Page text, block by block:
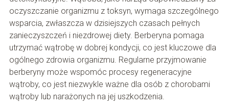
oczyszczanie organizmu z toksyn, wymaga szczególnego
wsparcia, zwłaszcza w dzisiejszych czasach pełnych
zanieczyszczeń i niezdrowej diety. Berberyna pomaga
utrzymać wątrobę w dobrej kondycji, co jest kluczowe dla
ogólnego zdrowia organizmu. Regularne przyjmowanie
berberyny może wspomóc procesy regeneracyjne
wątroby, co jest niezwykle ważne dla osób z chorobami
wątroby lub narażonych na jej uszkodzenia.